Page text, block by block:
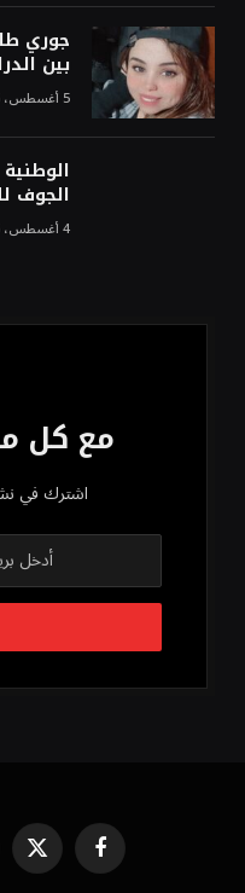
جوري
بين
5 أغسطس، 2026
الجوف
4 أغسطس، 2026
مع كل
اشترك في
فيسبوك X